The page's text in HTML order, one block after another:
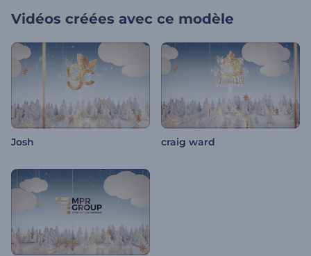
Vidéos créées avec ce modèle
Josh craig ward